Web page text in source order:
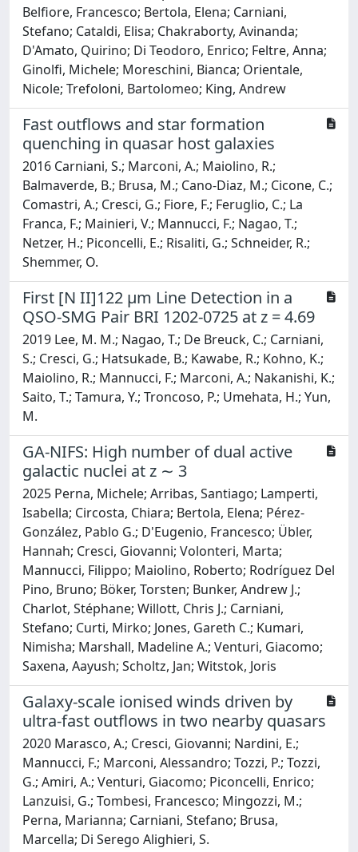
Belfiore, Francesco; Bertola, Elena; Carniani,
Stefano; Cataldi, Elisa; Chakraborty, Avinanda;
D'Amato, Quirino; Di Teodoro, Enrico; Feltre, Anna;
Ginolfi, Michele; Moreschini, Bianca; Orientale,
Nicole; Trefoloni, Bartolomeo; King, Andrew
Fast outflows and star formation
quenching in quasar host galaxies
2016 Carniani, S.; Marconi, A.; Maiolino, R.;
Balmaverde, B.; Brusa, M.; Cano-Diaz, M.; Cicone, C.;
Comastri, A.; Cresci, G.; Fiore, F.; Feruglio, C.; La
Franca, F.; Mainieri, V.; Mannucci, F.; Nagao, T.;
Netzer, H.; Piconcelli, E.; Risaliti, G.; Schneider, R.;
Shemmer, O.
First [N II]122 μm Line Detection in a
QSO-SMG Pair BRI 1202-0725 at z = 4.69
2019 Lee, M. M.; Nagao, T.; De Breuck, C.; Carniani,
S.; Cresci, G.; Hatsukade, B.; Kawabe, R.; Kohno, K.;
Maiolino, R.; Mannucci, F.; Marconi, A.; Nakanishi, K.;
Saito, T.; Tamura, Y.; Troncoso, P.; Umehata, H.; Yun,
M.
GA-NIFS: High number of dual active
galactic nuclei at z ∼ 3
2025 Perna, Michele; Arribas, Santiago; Lamperti,
Isabella; Circosta, Chiara; Bertola, Elena; Pérez-
González, Pablo G.; D'Eugenio, Francesco; Übler,
Hannah; Cresci, Giovanni; Volonteri, Marta;
Mannucci, Filippo; Maiolino, Roberto; Rodríguez Del
Pino, Bruno; Böker, Torsten; Bunker, Andrew J.;
Charlot, Stéphane; Willott, Chris J.; Carniani,
Stefano; Curti, Mirko; Jones, Gareth C.; Kumari,
Nimisha; Marshall, Madeline A.; Venturi, Giacomo;
Saxena, Aayush; Scholtz, Jan; Witstok, Joris
Galaxy-scale ionised winds driven by
ultra-fast outflows in two nearby quasars
2020 Marasco, A.; Cresci, Giovanni; Nardini, E.;
Mannucci, F.; Marconi, Alessandro; Tozzi, P.; Tozzi,
G.; Amiri, A.; Venturi, Giacomo; Piconcelli, Enrico;
Lanzuisi, G.; Tombesi, Francesco; Mingozzi, M.;
Perna, Marianna; Carniani, Stefano; Brusa,
Marcella; Di Serego Alighieri, S.